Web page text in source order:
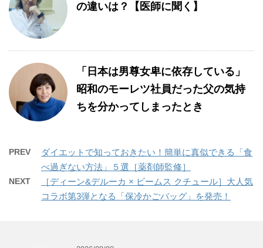
の違いは？【医師に聞く】
「日本は男尊女卑に依存している」
昭和のモーレツ社員だった父の気持
ちを分かってしまったとき
PREV
ダイエットで知っておきたい！簡単に真似できる「食
べ過ぎない方法」５選［薬剤師監修］
NEXT
［ディーン&デルーカ × ビームス クチュール］大人気
コラボ第3弾となる「保冷かごバッグ」を発売！